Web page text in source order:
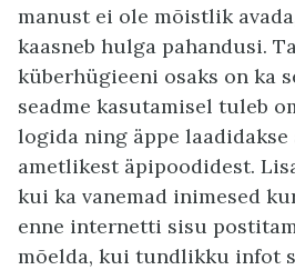
manust ei ole mõistlik
kaasneb hulga pahandusi.
küberhügieeni osaks on ka
seadme kasutamisel tuleb
logida ning äppe
ametlikest äpipoodidest.
kui ka vanemad inimesed
enne internetti sisu
mõelda, kui tundlikku infot